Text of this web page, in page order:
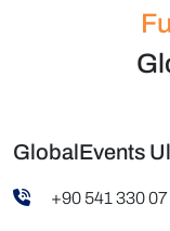
GlobalEvents
+90 541 330